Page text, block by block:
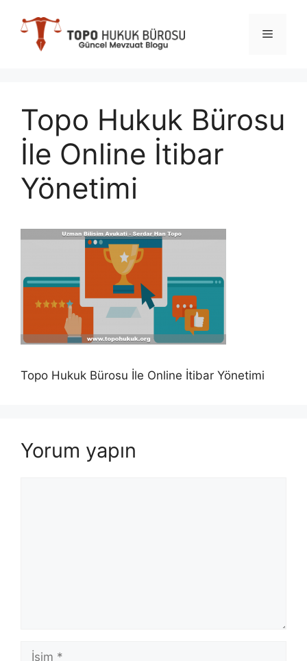
Menü
Topo Hukuk Bürosu
İle Online İtibar
Yönetimi
Topo Hukuk Bürosu İle Online İtibar Yönetimi
Yorum yapın
İsim